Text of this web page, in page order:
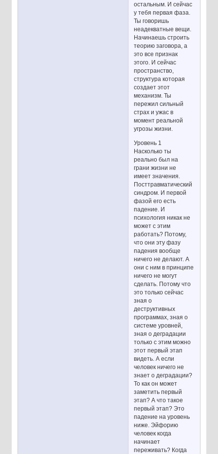
остальным. И сейчас
у тебя первая фаза.
Ты говоришь
неадекватные вещи.
Начинаешь строить
теорию заговора, а
это все признак
этого. И сейчас
пространство,
структура которая
создает этот
механизм. Ты
пережил сильный
страх и ужас в
момент реальной
угрозы жизни.
Уровень 1
Насколько ты
реально был на
грани жизни не
имеет значения.
Посттравматический
синдром. И первой
фазой его есть
падение. И
психология никак не
может с этим
работать? Потому,
что они эту фазу
падения вообще
ничего не делают. А
они с ним в принципе
ничего не могут
сделать. Потому что
это только сейчас
зная о
деструктивных
программах, зная о
системе уровней,
зная о деградации
только с этим можно
этот первый этап
видеть. А если
человек ничего не
знает о деградации?
То как он может
заметить первый
этап? А что такое
первый этап? Это
падение на уровень
ниже. Эйфорию
человек когда
начинает
переживать? Когда